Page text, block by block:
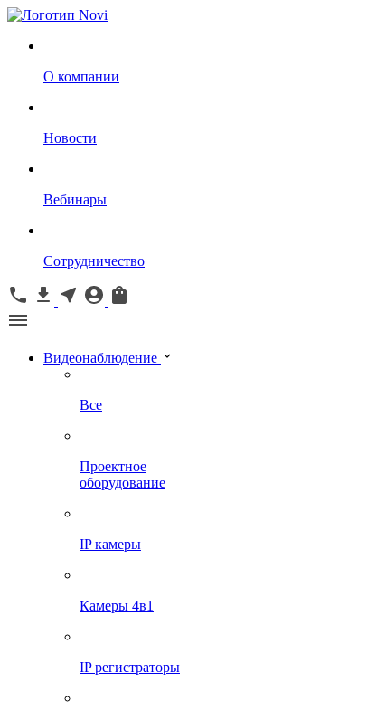
О компании
Новости
Вебинары
Сотрудничество
Видеонаблюдение
Все
Проектное
оборудование
IP камеры
Камеры 4в1
IP регистраторы